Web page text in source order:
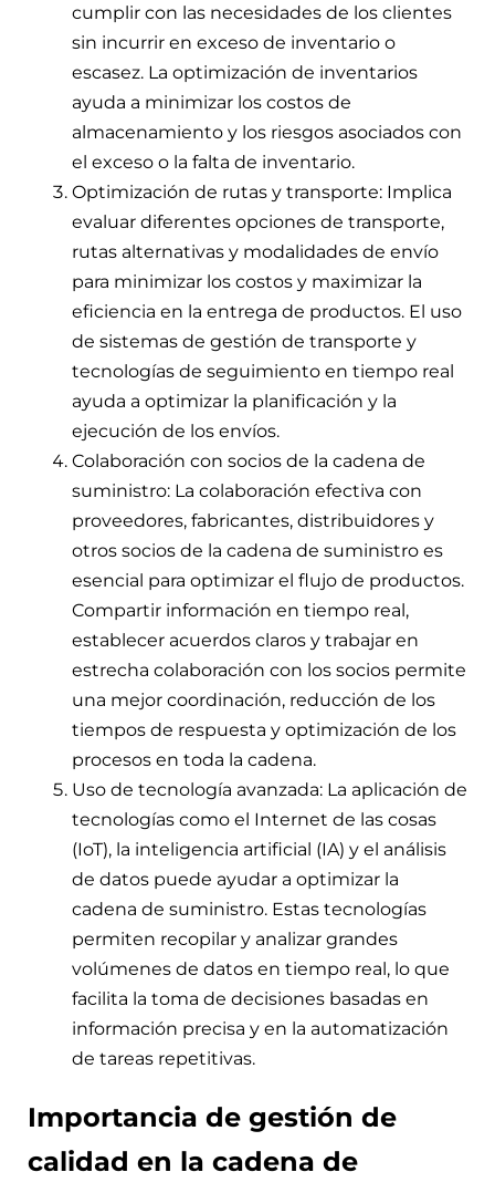
cumplir con las necesidades de los clientes
sin incurrir en exceso de inventario o
escasez. La optimización de inventarios
ayuda a minimizar los costos de
almacenamiento y los riesgos asociados con
el exceso o la falta de inventario.
Optimización de rutas y transporte: Implica
evaluar diferentes opciones de transporte,
rutas alternativas y modalidades de envío
para minimizar los costos y maximizar la
eficiencia en la entrega de productos. El uso
de sistemas de gestión de transporte y
tecnologías de seguimiento en tiempo real
ayuda a optimizar la planificación y la
ejecución de los envíos.
Colaboración con socios de la cadena de
suministro: La colaboración efectiva con
proveedores, fabricantes, distribuidores y
otros socios de la cadena de suministro es
esencial para optimizar el flujo de productos.
Compartir información en tiempo real,
establecer acuerdos claros y trabajar en
estrecha colaboración con los socios permite
una mejor coordinación, reducción de los
tiempos de respuesta y optimización de los
procesos en toda la cadena.
Uso de tecnología avanzada: La aplicación de
tecnologías como el Internet de las cosas
(IoT), la inteligencia artificial (IA) y el análisis
de datos puede ayudar a optimizar la
cadena de suministro. Estas tecnologías
permiten recopilar y analizar grandes
volúmenes de datos en tiempo real, lo que
facilita la toma de decisiones basadas en
información precisa y en la automatización
de tareas repetitivas.
Importancia de gestión de
calidad en la cadena de